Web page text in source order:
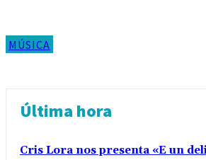
MÚSICA
Última hora
Cris Lora nos presenta «E un